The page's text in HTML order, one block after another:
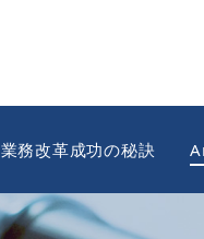
業務改革成功の秘訣